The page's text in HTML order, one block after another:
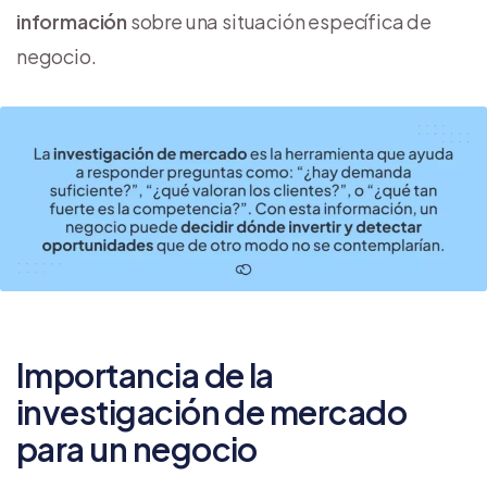
información sobre una situación específica de
negocio.
Importancia de la
investigación de mercado
para un negocio